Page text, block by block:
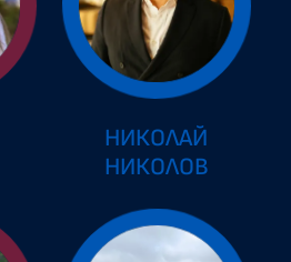
НИКОЛАЙ
НИКОЛОВ